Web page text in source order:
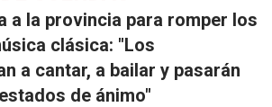
a la provincia para romper los
clásica: "Los
a cantar, a bailar y pasarán
de ánimo"